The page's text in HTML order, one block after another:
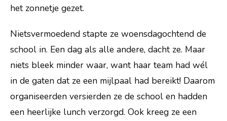
Nieuws
Vacatures
Vragen?
het zonnetje gezet.
Nietsvermoedend stapte ze woensdagochtend de
school in. Een dag als alle andere, dacht ze. Maar
niets bleek minder waar, want haar team had wél
in de gaten dat ze een mijlpaal had bereikt! Daarom
organiseerden versierden ze de school en hadden
een heerlijke lunch verzorgd. Ook kreeg ze een